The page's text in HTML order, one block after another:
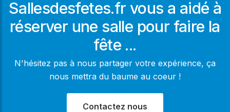
Sallesdesfetes.fr vous a aidé à
réserver une salle pour faire la
fête ...
N'hésitez pas à nous partager votre expérience, ça
nous mettra du baume au coeur !
Contactez nous